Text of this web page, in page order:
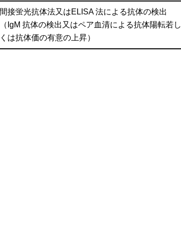
間接蛍光抗体法又はELISA 法による抗体の検出
（IgM 抗体の検出又はペア血清による抗体陽転若し
くは抗体価の有意の上昇）